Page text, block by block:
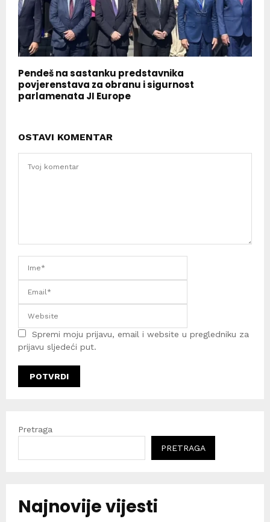
Pendeš na sastanku predstavnika
povjerenstava za obranu i sigurnost
parlamenata JI Europe
OSTAVI KOMENTAR
Spremi moju prijavu, email i website u pregledniku za
prijavu sljedeći put.
Pretraga
PRETRAGA
Najnovije vijesti